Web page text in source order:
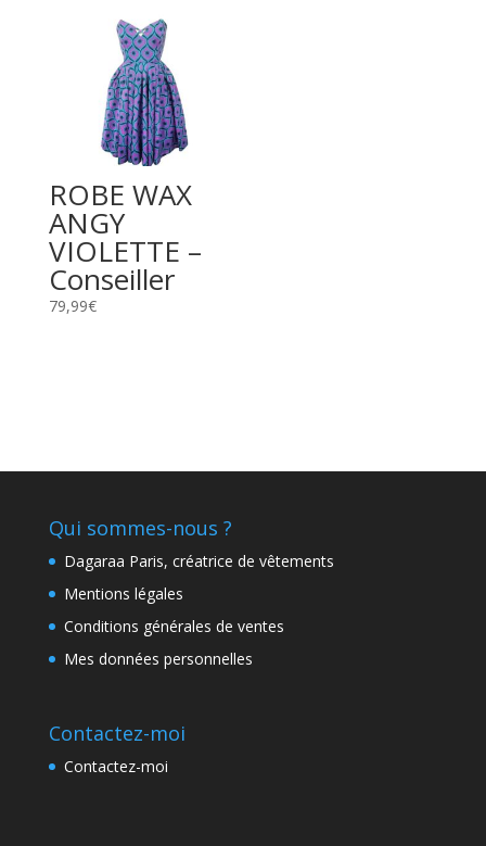
ROBE WAX
ANGY
VIOLETTE –
Conseiller
79,99€
Qui sommes-nous ?
Dagaraa Paris, créatrice de vêtements
Mentions légales
Conditions générales de ventes
Mes données personnelles
Contactez-moi
Contactez-moi